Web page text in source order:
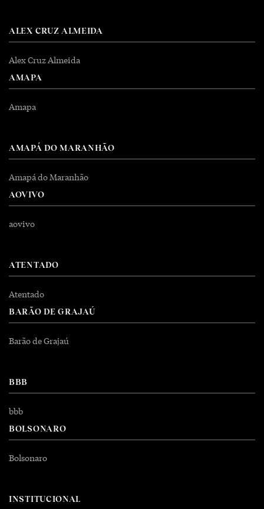
ALEX CRUZ ALMEIDA
Alex Cruz Almeida
AMAPA
Amapa
AMAPÁ DO MARANHÃO
Amapá do Maranhão
AOVIVO
aovivo
ATENTADO
Atentado
BARÃO DE GRAJAÚ
Barão de Grajaú
BBB
bbb
BOLSONARO
Bolsonaro
INSTITUCIONAL